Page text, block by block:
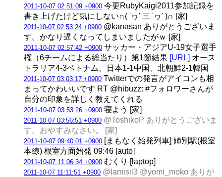
2011-10-07 02:51:09 +0900 今更RubyKaigi2011参加記録を
書き上げたけど気にしない∩( 'ヮ' 三 'ヮ' )∩ [家]
2011-10-07 02:53:24 +0900 @kanasan ありがとうございま
す。かなり遅くなってしまいましたがｗ [家]
2011-10-07 02:57:42 +0900 サッカー・アジアU-19女子選手
権（6チームによる総当たり）第1節結果 [URL] オース
トラリア4-3ベトナム、日本1-1中国、北朝鮮2-1韓国
2011-10-07 03:03:17 +0900 Twitterでの発言がアイコンも相
まってかわいいです RT @hibuzz: #フォロワーさんが
自分の印象を詳しく教えてくれる
2011-10-07 03:53:26 +0900 寝よう [家]
2011-10-07 03:56:51 +0900 @ToshikoP ありがとうございま
す。おやすみなさい。 [家]
2011-10-07 09:40:01 +0900 [まもなく始発列車] 姉別駅(根室
本線) 根室方面始発 09:46 [auto]
2011-10-07 11:06:34 +0900 むくり [laptop]
2011-10-07 11:11:51 +0900 @lamisil3 @yomi_moko ありが